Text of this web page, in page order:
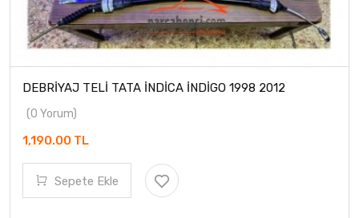
DEBRİYAJ TELİ TATA İNDİCA İNDİGO 1998 2012
(0 Yorum)
1,190.00 TL
Sepete Ekle